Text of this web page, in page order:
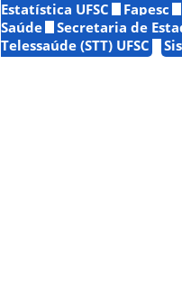
Estatística UFSC
Fapesc
Saúde
Secretaria de
Telessaúde (STT) UFSC